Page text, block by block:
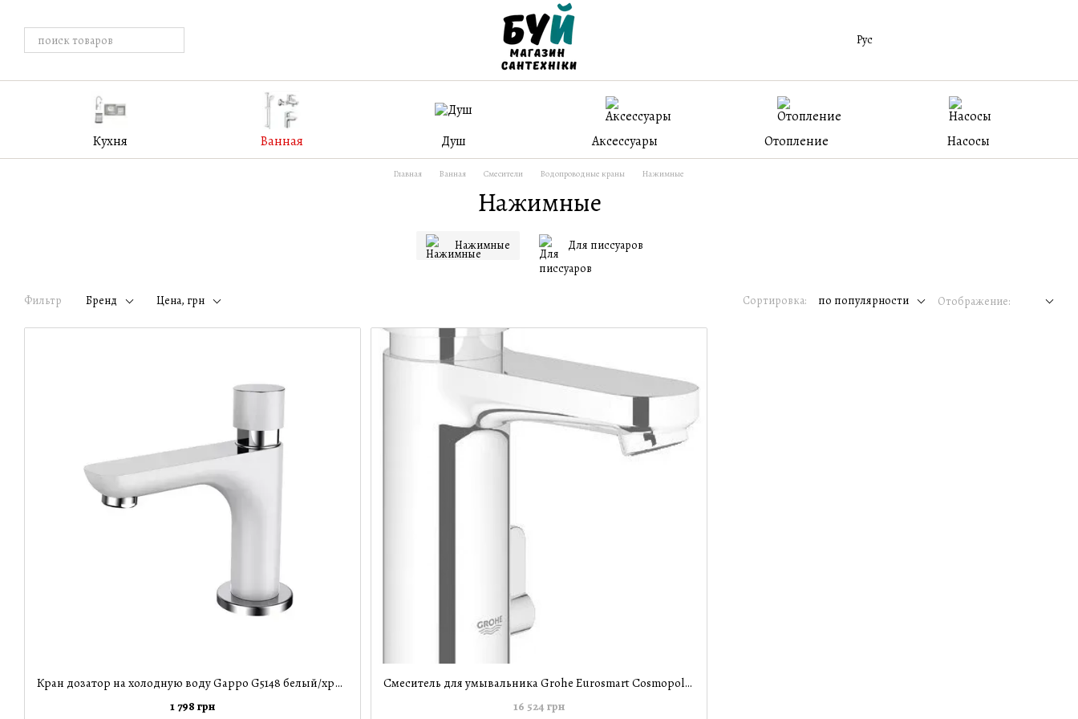
Рус
Кухня Ванная Душ Аксессуары Отопление Насосы
Главная Ванная Смесители Водопроводные краны Нажимные
Нажимные
Нажимные Для писсуаров
Фильтр Бренд Цена, грн Сортировка: по популярности Отображение:
Кран дозатор на холодную воду Gappo G5148 белый/хром
1 798 грн
Смеситель для умывальника Grohe Eurosmart Cosmopolitan T автоматический 36317000
16 524 грн